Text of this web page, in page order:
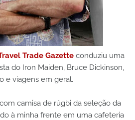
Trade Gazette conduziu uma
do Iron Maiden, Bruce Dickinson,
e viagens em geral.
camisa de rúgbi da seleção da
à minha frente em uma cafeteria